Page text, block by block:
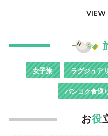
VIEW
女子旅 ラグジュア
バンコク食巡
お役